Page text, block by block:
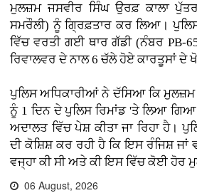
ਮੁਲਜ਼ਮ ਜਸਵੀਰ ਸਿੰਘ ਉਰਫ਼ ਕਾਲਾ
ਸਮਰੌਲੀ) ਨੂੰ ਗ੍ਰਿਫ਼ਤਾਰ ਕਰ ਲਿਆ।
ਵਿੱਚ ਵਰਤੀ ਗਈ ਥਾਰ ਗੱਡੀ (ਨੰਬਰ PB-
ਰਿਵਾਲਵਰ ਦੇ ਨਾਲ 6 ਚੱਲੇ ਹੋਏ ਕਾਰਤੂਸਾਂ ਦੇ
ਪੁਲਿਸ ਅਧਿਕਾਰੀਆਂ ਨੇ ਦੱਸਿਆ ਕਿ ਮੁਲਜ਼ਮ
ਨੂੰ 1 ਦਿਨ ਦੇ ਪੁਲਿਸ ਰਿਮਾਂਡ 'ਤੇ ਲਿਆ
ਅਦਾਲਤ ਵਿੱਚ ਪੇਸ਼ ਕੀਤਾ ਜਾ ਰਿਹਾ ਹੈ।
ਦੀ ਕੋਸ਼ਿਸ਼ ਕਰ ਰਹੀ ਹੈ ਕਿ ਇਸ ਰੰਜਿਸ਼ ਜਾਂ
ਵਜ੍ਹਾ ਕੀ ਸੀ ਅਤੇ ਕੀ ਇਸ ਵਿੱਚ ਕੋਈ ਹੋਰ
06 August, 2026